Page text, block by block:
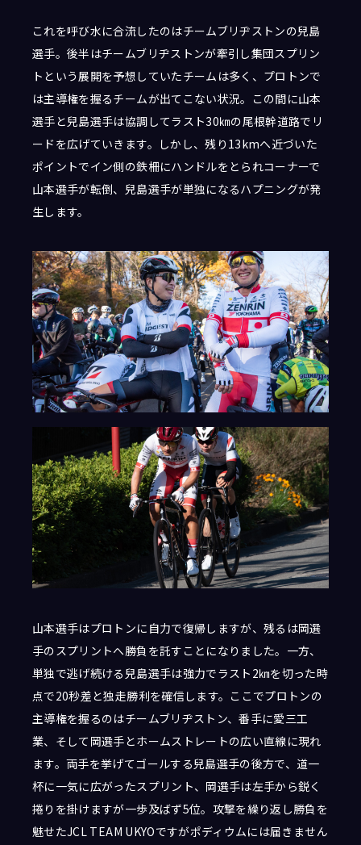
これを呼び水に合流したのはチームブリヂストンの兒島
選手。後半はチームブリヂストンが牽引し集団スプリン
トという展開を予想していたチームは多く、プロトンで
は主導権を握るチームが出てこない状況。この間に山本
選手と兒島選手は協調してラスト30㎞の尾根幹道路でリ
ードを広げていきます。しかし、残り13kmへ近づいた
ポイントでイン側の鉄柵にハンドルをとられコーナーで
山本選手が転倒、兒島選手が単独になるハプニングが発
生します。
山本選手はプロトンに自力で復帰しますが、残るは岡選
手のスプリントへ勝負を託すことになりました。一方、
単独で逃げ続ける兒島選手は強力でラスト2㎞を切った時
点で20秒差と独走勝利を確信します。ここでプロトンの
主導権を握るのはチームブリヂストン、番手に愛三工
業、そして岡選手とホームストレートの広い直線に現れ
ます。両手を挙げてゴールする兒島選手の後方で、道一
杯に一気に広がったスプリント、岡選手は左手から鋭く
捲りを掛けますが一歩及ばず5位。攻撃を繰り返し勝負を
魅せたJCL TEAM UKYOですがポディウムには届きません